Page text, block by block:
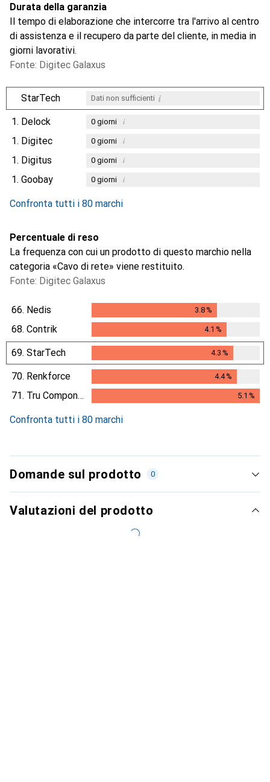
Durata della garanzia
Il tempo di elaborazione che intercorre tra l'arrivo al centro
di assistenza e il recupero da parte del cliente, in media in
giorni lavorativi.
Fonte: Digitec Galaxus
StarTech Dati non sufficienti i
1. Delock 0giorni i
1. Digitec 0giorni i
1. Digitus 0giorni i
1. Goobay 0giorni i
Confronta tutti i 80 marchi
Percentuale di reso
La frequenza con cui un prodotto di questo marchio nella
categoria «Cavo di rete» viene restituito.
Fonte: Digitec Galaxus
66. Nedis 3.8%
68. Contrik 4.1 %
69. StarTech 4.3 %
4.3%
70. Renkforce 4.4%
4.4%
71. Tru Components 5.1 %
Confronta tutti i 80 marchi
Domande sul prodotto 0
Valutazioni del prodotto